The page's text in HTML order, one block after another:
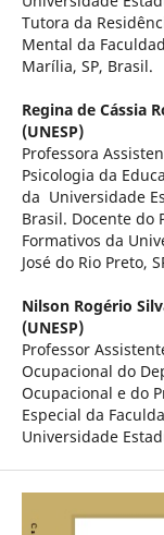
Tutora da
Mental da
Marília, SP, Brasil.
Regina de Cássia
(UNESP)
Professora
Psicologia da
da Universidade
Brasil. Docente do
Formativos da
José do Rio Preto,
Nilson Rogério
(UNESP)
Professor
Ocupacional do
Ocupacional e do
Especial da
Universidade